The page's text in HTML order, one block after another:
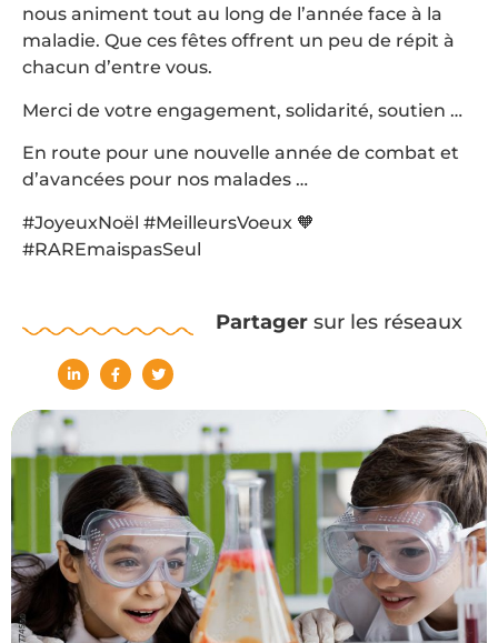
nous animent tout au long de l’année face à la
maladie. Que ces fêtes offrent un peu de répit à
chacun d’entre vous.
Merci de votre engagement, solidarité, soutien …
En route pour une nouvelle année de combat et
d’avancées pour nos malades …
#JoyeuxNoël #MeilleursVoeux 🧡
#RAREmaispasSeul
Partagersur les réseaux